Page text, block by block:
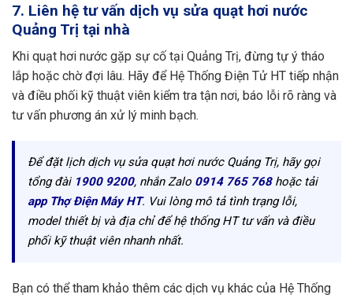
7. Liên hệ tư vấn dịch vụ sửa quạt hơi nước
Quảng Trị tại nhà
Khi quạt hơi nước gặp sự cố tại Quảng Trị, đừng tự ý tháo
lắp hoặc chờ đợi lâu. Hãy để Hệ Thống Điện Tử HT tiếp nhận
và điều phối kỹ thuật viên kiểm tra tận nơi, báo lỗi rõ ràng và
tư vấn phương án xử lý minh bạch.
Để đặt lịch dịch vụ sửa quạt hơi nước Quảng Trị, hãy gọi
tổng đài 1900 9200, nhắn Zalo 0914 765 768hoặc tải
app Thợ Điện Máy HT. Vui lòng mô tả tình trạng lỗi,
model thiết bị và địa chỉ để hệ thống HT tư vấn và điều
phối kỹ thuật viên nhanh nhất.
Bạn có thể tham khảo thêm các dịch vụ khác của Hệ Thống